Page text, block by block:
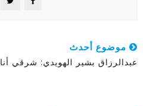
موضوع أحدث
عبدالرزاق بشير الهويدي: شرقي أنا